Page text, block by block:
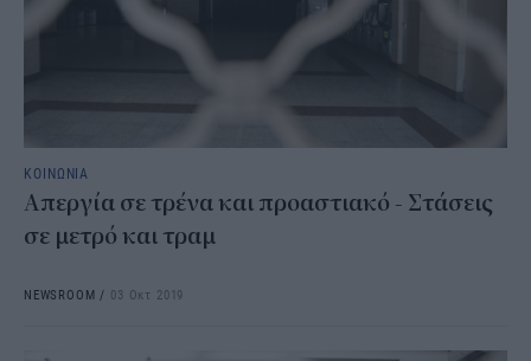
ΚΟΙΝΩΝΙΑ
Απεργία σε τρένα και προαστιακό - Στάσεις
σε μετρό και τραμ
NEWSROOM / 03 Οκτ 2019